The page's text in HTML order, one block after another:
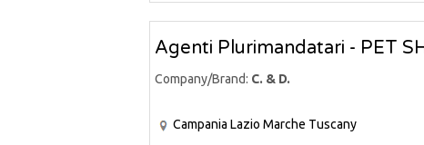
Agenti Plurimandatari - PET
Company/Brand: C. & D.
Campania Lazio Marche Tuscany